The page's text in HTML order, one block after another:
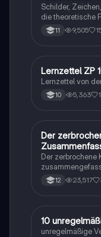
Schilder,
die theoretische
11 9,505
Mathe
Lernzettel ZP
Lernzettel von
10 5,363
Deutsch
Der
Der zerbrochene
12 23,517
1 Englisch
10
unregelmäßige